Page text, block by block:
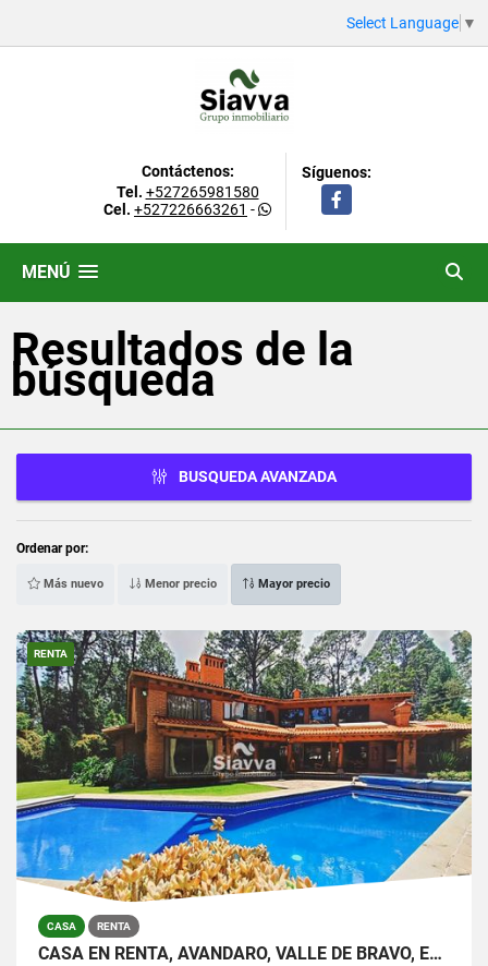
Select Language ▼
Contáctenos:
Tel. +527265981580
Cel. +527226663261 -
Síguenos:
Facebook
MENÚ
Resultados de la
búsqueda
BUSQUEDA AVANZADA
Ordenar por:
Más nuevo Menor precio Mayor precio
RENTA
CASA RENTA
CASA EN RENTA, AVÁNDARO, VALLE DE BRAVO, ESTADO DE MÉXICO